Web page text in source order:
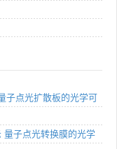
子点光扩散板的光学可
子点光转换膜的光学